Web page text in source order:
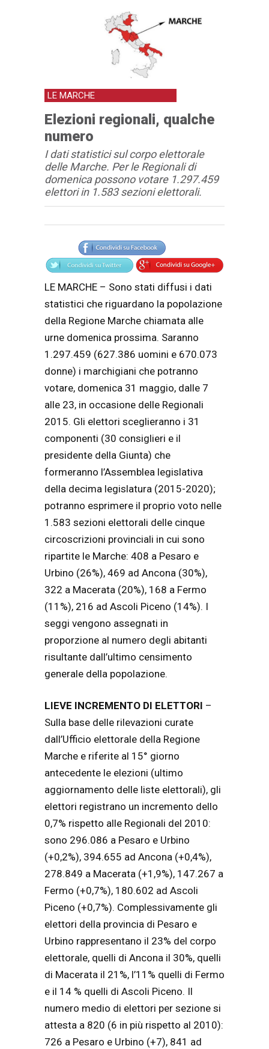
LE MARCHE
Elezioni regionali, qualche
numero
I dati statistici sul corpo elettorale
delle Marche. Per le Regionali di
domenica possono votare 1.297.459
elettori in 1.583 sezioni elettorali.
Articolo
Testo articolo principale
LE MARCHE – Sono stati diffusi i dati
statistici che riguardano la popolazione
della Regione Marche chiamata alle
urne domenica prossima. Saranno
1.297.459 (627.386 uomini e 670.073
donne) i marchigiani che potranno
votare, domenica 31 maggio, dalle 7
alle 23, in occasione delle Regionali
2015. Gli elettori sceglieranno i 31
componenti (30 consiglieri e il
presidente della Giunta) che
formeranno l’Assemblea legislativa
della decima legislatura (2015-2020);
potranno esprimere il proprio voto nelle
1.583 sezioni elettorali delle cinque
circoscrizioni provinciali in cui sono
ripartite le Marche: 408 a Pesaro e
Urbino (26%), 469 ad Ancona (30%),
322 a Macerata (20%), 168 a Fermo
(11%), 216 ad Ascoli Piceno (14%). I
seggi vengono assegnati in
proporzione al numero degli abitanti
risultante dall’ultimo censimento
generale della popolazione.
LIEVE INCREMENTO DI ELETTORI –
Sulla base delle rilevazioni curate
dall’Ufficio elettorale della Regione
Marche e riferite al 15° giorno
antecedente le elezioni (ultimo
aggiornamento delle liste elettorali), gli
elettori registrano un incremento dello
0,7% rispetto alle Regionali del 2010:
sono 296.086 a Pesaro e Urbino
(+0,2%), 394.655 ad Ancona (+0,4%),
278.849 a Macerata (+1,9%), 147.267 a
Fermo (+0,7%), 180.602 ad Ascoli
Piceno (+0,7%). Complessivamente gli
elettori della provincia di Pesaro e
Urbino rappresentano il 23% del corpo
elettorale, quelli di Ancona il 30%, quelli
di Macerata il 21%, l’11% quelli di Fermo
e il 14 % quelli di Ascoli Piceno. Il
numero medio di elettori per sezione si
attesta a 820 (6 in più rispetto al 2010):
726 a Pesaro e Urbino (+7), 841 ad